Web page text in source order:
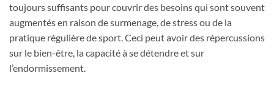
toujours suffisants pour couvrir des besoins qui sont souvent
augmentés en raison de surmenage, de stress ou de la
pratique régulière de sport. Ceci peut avoir des répercussions
sur le bien-être, la capacité à se détendre et sur
l’endormissement.